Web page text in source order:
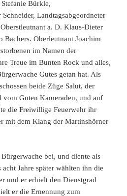
Bürkle,
Schneider, Landtagsabgeordneter
a. D. Klaus-Dieter
Bachers. Oberleutnant Joachim
im Namen der
Treue im Bunten Rock und alles,
Gutes getan hat. Als
beide Züge Salut, der
vom Guten Kameraden, und auf
die Freiwillige Feuerwehr ihr
mit dem Klang der Martinshörner
bei, und diente als
Jahre später wählten ihn die
und er erhielt den Dienstgrad
er die Ernennung zum